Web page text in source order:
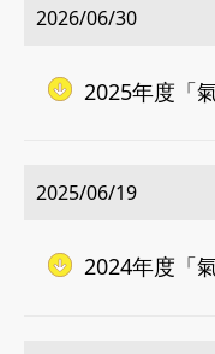
2026/06/30
2025年度「
2025/06/19
2024年度「